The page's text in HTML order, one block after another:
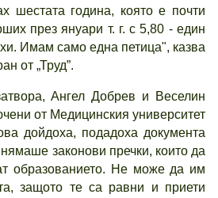
шестата година, която е почти
през януари т. г. с 5,80 - един
Имам само една петица", казва
от „Труд”.
Ангел Добрев и Веселин
от Медицинския университет
дойдоха, подадоха документа
законови пречки, които да
образованието. Не може да им
защото те са равни и приети